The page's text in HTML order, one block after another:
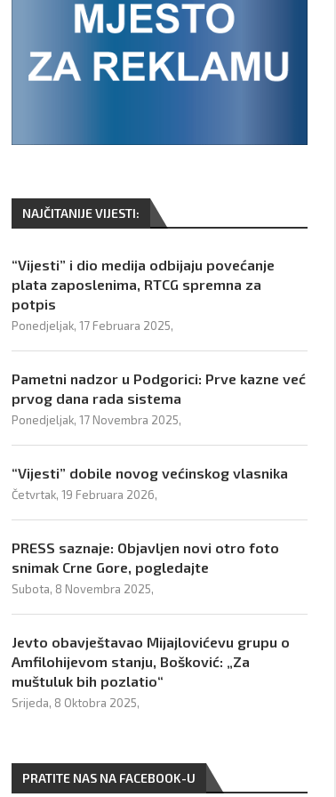
NAJČITANIJE VIJESTI:
“Vijesti” i dio medija odbijaju povećanje
plata zaposlenima, RTCG spremna za
potpis
Ponedjeljak, 17 Februara 2025,
Pametni nadzor u Podgorici: Prve kazne već
prvog dana rada sistema
Ponedjeljak, 17 Novembra 2025,
“Vijesti” dobile novog većinskog vlasnika
Četvrtak, 19 Februara 2026,
PRESS saznaje: Objavljen novi otro foto
snimak Crne Gore, pogledajte
Subota, 8 Novembra 2025,
Jevto obavještavao Mijajlovićevu grupu o
Amfilohijevom stanju, Bošković: „Za
muštuluk bih pozlatio“
Srijeda, 8 Oktobra 2025,
PRATITE NAS NA FACEBOOK-U